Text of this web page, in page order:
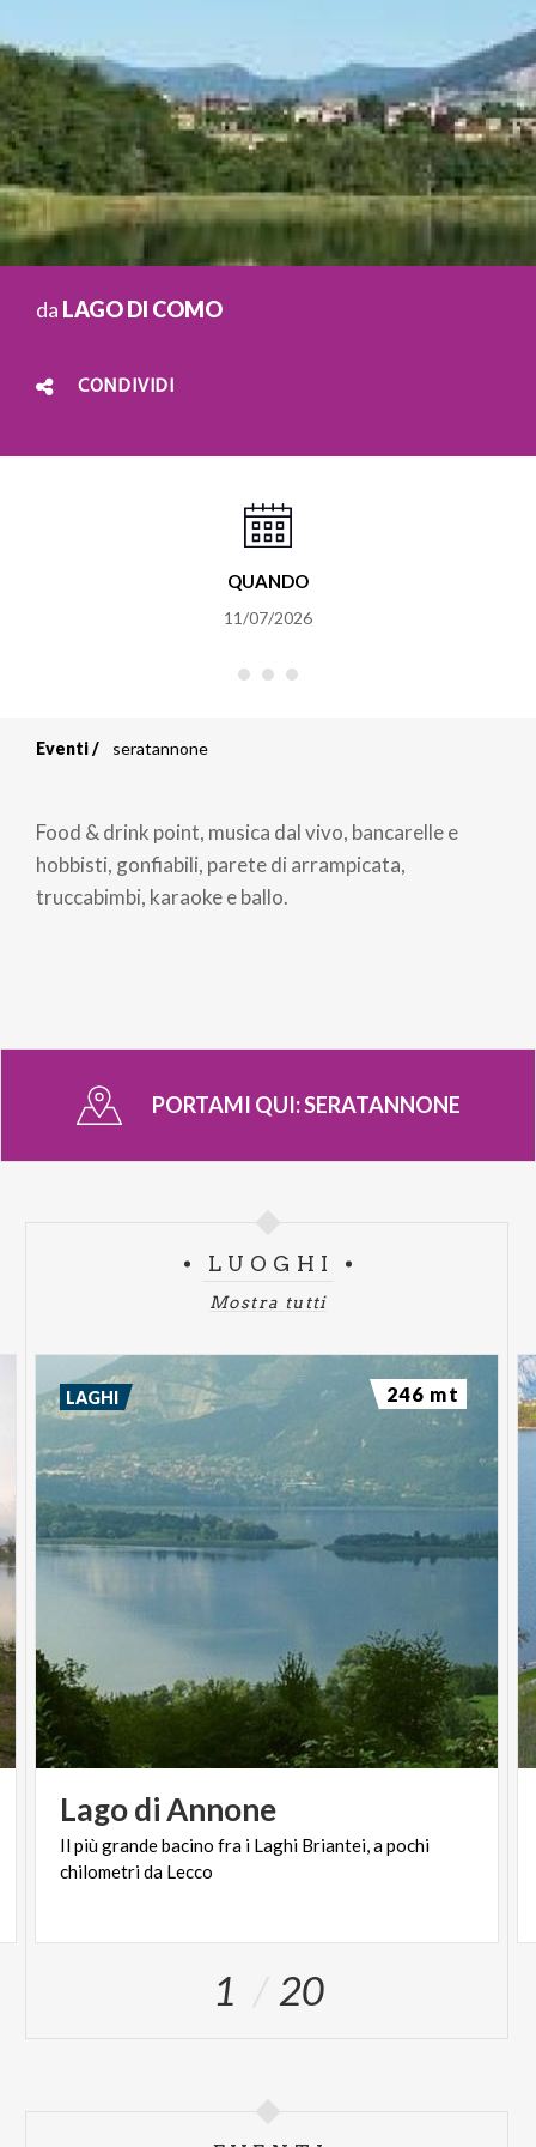
da LAGO DI COMO
CONDIVIDI
QUANDO
11/07/2026
di
pane
Eventi seratannone
Food & drink point, musica dal vivo, bancarelle e
hobbisti, gonfiabili, parete di arrampicata,
truccabimbi, karaoke e ballo.
PORTAMI QUI:SERATANNONE
LUOGHI
Mostra tutti
LagodiAnnone
Ilpiùgrandebacino fra i Laghi Briantei, apochi
chilometrida Lecco
LAGHI 246 mt
1 20